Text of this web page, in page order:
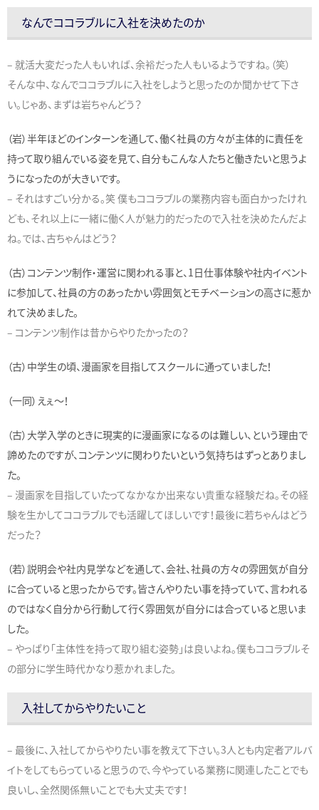
なんでココラブルに入社を決めたのか
– 就活大変だった人もいれば、余裕だった人もいるようですね。（笑）
そんな中、なんでココラブルに入社をしようと思ったのか聞かせて下さ
い。じゃあ、まずは岩ちゃんどう？
（岩）半年ほどのインターンを通して、働く社員の方々が主体的に責任を
持って取り組んでいる姿を見て、自分もこんな人たちと働きたいと思うよ
うになったのが大きいです。
– それはすごい分かる。笑 僕もココラブルの業務内容も面白かったけれ
ども、それ以上に一緒に働く人が魅力的だったので入社を決めたんだよ
ね。では、古ちゃんはどう？
（古）コンテンツ制作・運営に関われる事と、1日仕事体験や社内イベント
に参加して、社員の方のあったかい雰囲気とモチベーションの高さに惹か
れて決めました。
– コンテンツ制作は昔からやりたかったの？
（古）中学生の頃、漫画家を目指してスクールに通っていました！
（一同）えぇ〜！
（古）大学入学のときに現実的に漫画家になるのは難しい、という理由で
諦めたのですが、コンテンツに関わりたいという気持ちはずっとありまし
た。
– 漫画家を目指していたってなかなか出来ない貴重な経験だね。その経
験を生かしてココラブルでも活躍してほしいです！最後に若ちゃんはどう
だった？
（若）説明会や社内見学などを通して、会社、社員の方々の雰囲気が自分
に合っていると思ったからです。皆さんやりたい事を持っていて、言われる
のではなく自分から行動して行く雰囲気が自分には合っていると思いま
した。
– やっぱり「主体性を持って取り組む姿勢」は良いよね。僕もココラブルそ
の部分に学生時代かなり惹かれました。
入社してからやりたいこと
– 最後に、入社してからやりたい事を教えて下さい。3人とも内定者アルバ
イトをしてもらっていると思うので、今やっている業務に関連したことでも
良いし、全然関係無いことでも大丈夫です！